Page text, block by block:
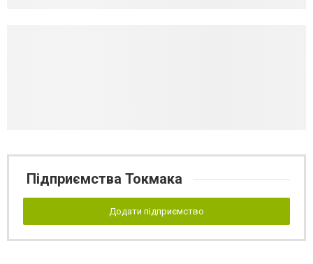
Підприємства Токмака
Додати підприємство